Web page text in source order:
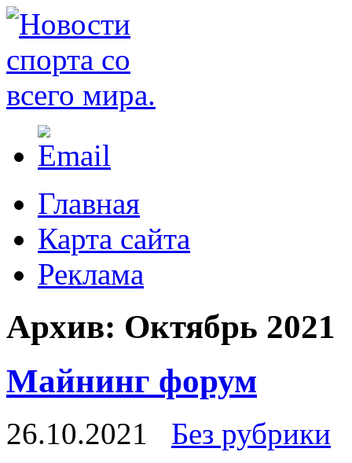
Главная
Карта сайта
Реклама
Архив: Октябрь 2021
Майнинг форум
26.10.2021
Без рубрики